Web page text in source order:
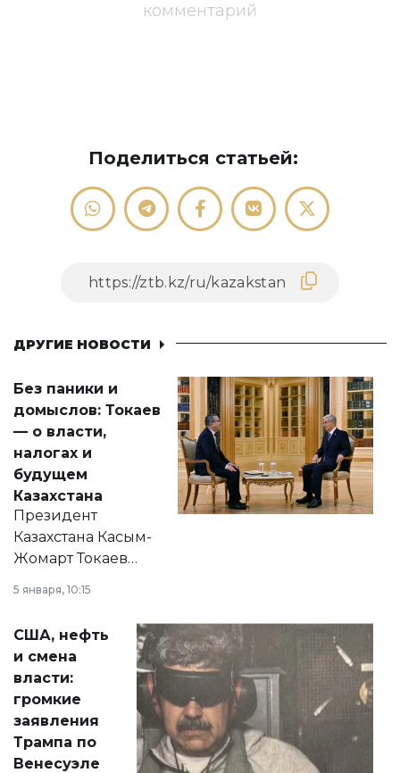
комментарий
Поделиться статьей:
ДРУГИЕ НОВОСТИ
Без паники и
домыслов: Токаев
— о власти,
налогах и
будущем
Казахстана
Президент
Казахстана Касым-
Жомарт Токаев
сразу несколько
актуальных тем —
от слухов о
политических
реформах до
вопросов армии,
экономики и
личного здоровья.
5 января, 10:15
США, нефть
и смена
власти:
громкие
заявления
Трампа по
Венесуэле